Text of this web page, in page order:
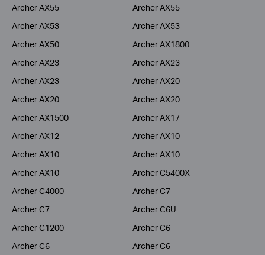
Archer AX55
Archer AX55
Archer AX53
Archer AX53
Archer AX50
Archer AX1800
Archer AX23
Archer AX23
Archer AX23
Archer AX20
Archer AX20
Archer AX20
Archer AX1500
Archer AX17
Archer AX12
Archer AX10
Archer AX10
Archer AX10
Archer AX10
Archer C5400X
Archer C4000
Archer C7
Archer C7
Archer C6U
Archer C1200
Archer C6
Archer C6
Archer C6